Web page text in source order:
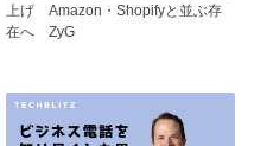
上げ Amazon・Shopifyと並ぶ存
在へ ZyG